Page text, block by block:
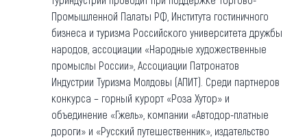
Промышленной Палаты РФ, Института гостиничного
бизнеса и туризма Российского университета дружбы
народов, ассоциации «Народные художественные
промыслы России», Ассоциации Патронатов
Индустрии Туризма Молдовы (АПИТ). Среди партнеров
конкурса – горный курорт «Роза Хутор» и
объединение «Гжель», компании «Автодор-платные
дороги» и «Русский путешественник», издательство